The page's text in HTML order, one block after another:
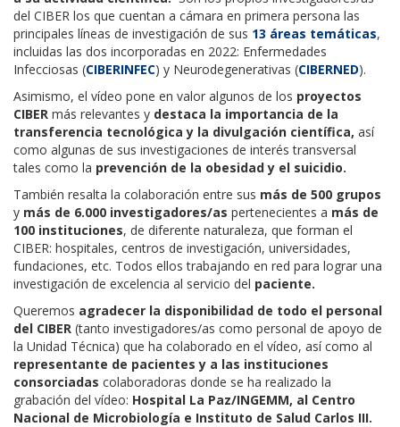
del CIBER los que cuentan a cámara en primera persona las
principales líneas de investigación de sus 13 áreas temáticas,
incluidas las dos incorporadas en 2022: Enfermedades
Infecciosas (CIBERINFEC) y Neurodegenerativas (CIBERNED).
Asimismo, el vídeo pone en valor algunos de los proyectos
CIBER más relevantes y destaca la importancia de la
transferencia tecnológica y la divulgación científica, así
como algunas de sus investigaciones de interés transversal
tales como la prevención de la obesidad y el suicidio.
También resalta la colaboración entre sus más de 500 grupos
y más de 6.000 investigadores/as pertenecientes a más de
100 instituciones, de diferente naturaleza, que forman el
CIBER: hospitales, centros de investigación, universidades,
fundaciones, etc. Todos ellos trabajando en red para lograr una
investigación de excelencia al servicio del paciente.
Queremos agradecer la disponibilidad de todo el personal
del CIBER (tanto investigadores/as como personal de apoyo de
la Unidad Técnica) que ha colaborado en el vídeo, así como al
representante de pacientes y a las instituciones
consorciadas colaboradoras donde se ha realizado la
grabación del vídeo: Hospital La Paz/INGEMM, al Centro
Nacional de Microbiología e Instituto de Salud Carlos III.